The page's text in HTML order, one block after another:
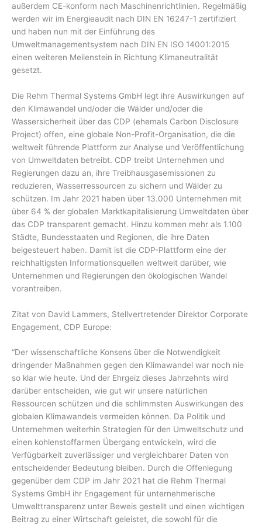
außerdem CE-konform nach Maschinenrichtlinien. Regelmäßig
werden wir im Energieaudit nach DIN EN 16247-1 zertifiziert
und haben nun mit der Einführung des
Umweltmanagementsystem nach DIN EN ISO 14001:2015
einen weiteren Meilenstein in Richtung Klimaneutralität
gesetzt.
Die Rehm Thermal Systems GmbH legt ihre Auswirkungen auf
den Klimawandel und/oder die Wälder und/oder die
Wassersicherheit über das CDP (ehemals Carbon Disclosure
Project) offen, eine globale Non-Profit-Organisation, die die
weltweit führende Plattform zur Analyse und Veröffentlichung
von Umweltdaten betreibt. CDP treibt Unternehmen und
Regierungen dazu an, ihre Treibhausgasemissionen zu
reduzieren, Wasserressourcen zu sichern und Wälder zu
schützen. Im Jahr 2021 haben über 13.000 Unternehmen mit
über 64 % der globalen Marktkapitalisierung Umweltdaten über
das CDP transparent gemacht. Hinzu kommen mehr als 1.100
Städte, Bundesstaaten und Regionen, die ihre Daten
beigesteuert haben. Damit ist die CDP-Plattform eine der
reichhaltigsten Informationsquellen weltweit darüber, wie
Unternehmen und Regierungen den ökologischen Wandel
vorantreiben.
Zitat von David Lammers, Stellvertretender Direktor Corporate
Engagement, CDP Europe:
“Der wissenschaftliche Konsens über die Notwendigkeit
dringender Maßnahmen gegen den Klimawandel war noch nie
so klar wie heute. Und der Ehrgeiz dieses Jahrzehnts wird
darüber entscheiden, wie gut wir unsere natürlichen
Ressourcen schützen und die schlimmsten Auswirkungen des
globalen Klimawandels vermeiden können. Da Politik und
Unternehmen weiterhin Strategien für den Umweltschutz und
einen kohlenstoffarmen Übergang entwickeln, wird die
Verfügbarkeit zuverlässiger und vergleichbarer Daten von
entscheidender Bedeutung bleiben. Durch die Offenlegung
gegenüber dem CDP im Jahr 2021 hat die Rehm Thermal
Systems GmbH ihr Engagement für unternehmerische
Umwelttransparenz unter Beweis gestellt und einen wichtigen
Beitrag zu einer Wirtschaft geleistet, die sowohl für die